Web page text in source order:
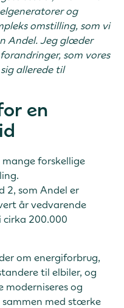
og
omstilling, som vi
Andel. Jeg glæder
som vores
allerede til
en
forskellige
2, som Andel er
år vedvarende
cirka 200.000
om energiforbrug,
til elbiler, og
og
sammen med stærke